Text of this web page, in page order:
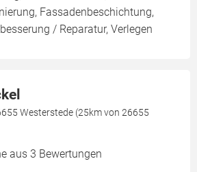
Fassadenbeschichtung,
/ Reparatur, Verlegen
Westerstede (25km von 26655
aus 3 Bewertungen